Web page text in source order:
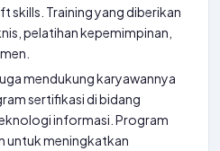
skills. Training yang diberikan
pelatihan kepemimpinan,
mendukung karyawannya
sertifikasi di bidang
informasi. Program
untuk meningkatkan